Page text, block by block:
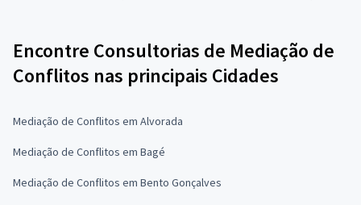
Encontre Consultorias de Mediação de
Conflitos nas principais Cidades
Mediação de Conflitos em Alvorada
Mediação de Conflitos em Bagé
Mediação de Conflitos em Bento Gonçalves